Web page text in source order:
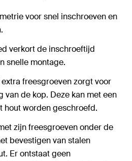
voor snel inschroeven en
verkort de inschroeftijd
snelle montage.
freesgroeven zorgt voor
van de kop. Deze kan met een
hout worden geschroefd.
zijn freesgroeven onder de
bevestigen van stalen
Er ontstaat geen